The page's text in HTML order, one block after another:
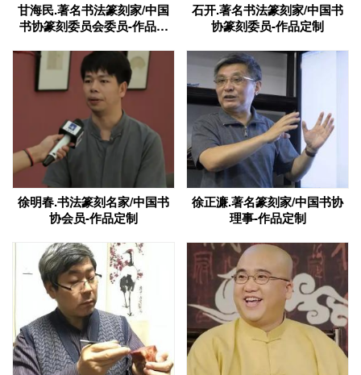
甘海民.著名书法篆刻家/中国
书协篆刻委员会委员-作品定
石开.著名书法篆刻家/中国书
协篆刻委员-作品定制
徐明春.书法篆刻名家/中国书
协会员-作品定制
徐正濂.著名篆刻家/中国书协
理事-作品定制